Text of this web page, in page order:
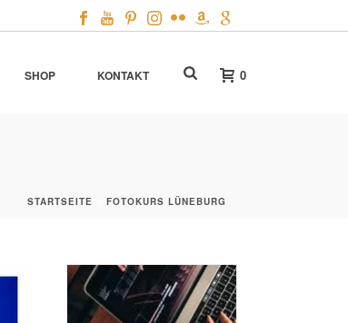
SHOP KONTAKT 0
STARTSEITE FOTOKURS LÜNEBURG